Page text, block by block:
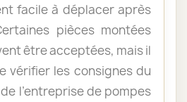
facile à déplacer après
pièces montées
être acceptées, mais il
vérifier les consignes du
l’entreprise de pompes